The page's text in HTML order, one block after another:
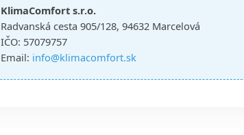
KlimaComfort s.r.o.
Radvanská cesta 905/128, 94632 Marcelová
IČO: 57079757
Email: info@klimacomfort.sk